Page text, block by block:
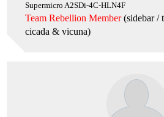
Supermicro A2SDi-4C-HLN4F
Team Rebellion Member(sidebar /
cicada & vicuna)